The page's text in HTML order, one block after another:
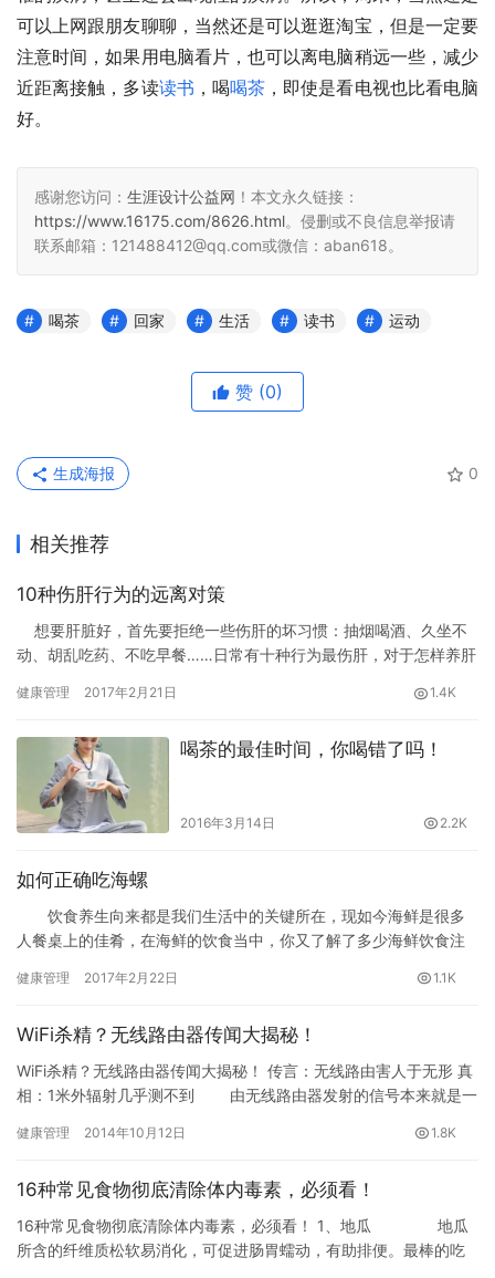
可以上网跟朋友聊聊，当然还是可以逛逛淘宝，但是一定要
注意时间，如果用电脑看片，也可以离电脑稍远一些，减少
近距离接触，多读读书 ，喝喝茶 ，即使是看电视也比看电脑
好。
感谢您访问： 生涯设计公益网 ！本文永久链接：
https://www.16175.com/8626.html。侵删或不良信息举报请
联系邮箱：121488412@qq.com或微信：aban618。
喝茶 回家 生活 读书 运动
赞 (0)
0
生成海报
相关推荐
10种伤肝行为的远离对策
想要肝脏好，首先要拒绝一些伤肝的坏习惯：抽烟喝酒、久坐不
动、胡乱吃药、不吃早餐……日常有十种行为最伤肝，对于怎样养肝
健康管理 2017年2月21日 1.4K
喝茶的最佳时间，你喝错了吗！
2016年3月14日 2.2K
如何正确吃海螺
饮食养生向来都是我们生活中的关键所在，现如今海鲜是很多
人餐桌上的佳肴，在海鲜的饮食当中，你又了解了多少海鲜饮食注
螺肉丰腴细腻，味道鲜美，素有“盘中明珠”的美誉。它富含、和
动物食品。
海螺哪些部位不能吃?
在海螺头的部分，一般有两个俗称海螺脑的东西，是两个小球
海螺的脑神经分泌的物质会引起食物中毒。
头晕，所以在烹制过程中要把海螺的头部去掉。还有海螺的尾部，
需要注意的是，脉红螺和海螺都是食肉性贝类，所以食用的时
候，香螺要去除肉上的绿紫色的青筋，脉红螺要去掉肉上白颜色的
健康管理 2017年2月22日 1.1K
WiFi杀精？无线路由器传闻大揭秘！
WiFi杀精？无线路由器传闻大揭秘！ 传言：无线路由害人于无形 真
相：1米外辐射几乎测不到 由无线路由器发射的信号本来就是一
健康管理 2014年10月12日 1.8K
16种常见食物彻底清除体内毒素，必须看！
16种常见食物彻底清除体内毒素，必须看！ 1、地瓜 地瓜
所含的纤维质松软易消化，可促进肠胃蠕动，有助排便。最棒的吃